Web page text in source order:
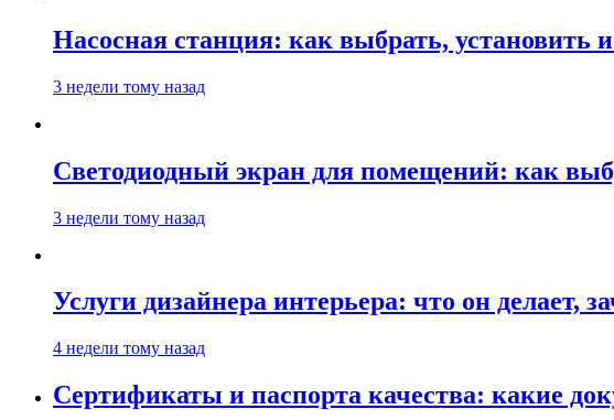
Насосная станция: как выбрать, установить
3 недели тому назад
Светодиодный экран для помещений: как
3 недели тому назад
Услуги дизайнера интерьера: что он делает,
4 недели тому назад
Сертификаты и паспорта качества: какие